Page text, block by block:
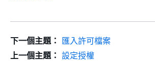
下一個主題：
匯入許可檔案
上一個主題： 設定授權